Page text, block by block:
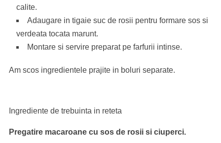
calite.
Adaugare in tigaie suc de rosii pentru formare sos si
verdeata tocata marunt.
Montare si servire preparat pe farfurii intinse.
Am scos ingredientele prajite in boluri separate.
Ingrediente de trebuinta in reteta
Pregatire macaroane cu sos de rosii si ciuperci.